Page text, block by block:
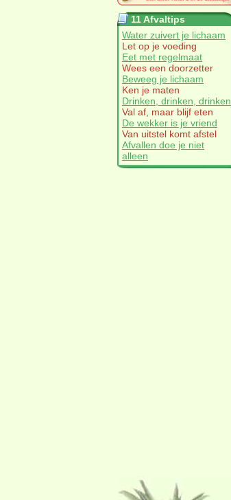
11 Afvaltips
Water zuivert je lichaam
Let op je voeding
Eet met regelmaat
Wees een doorzetter
Beweeg je lichaam
Ken je maten
Drinken, drinken, drinken
Val af, maar blijf eten
De wekker is je vriend
Van uitstel komt afstel
Afvallen doe je niet
alleen